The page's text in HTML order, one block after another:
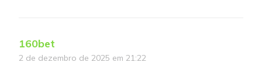
160bet
2 de dezembro de 2025 em 21:22